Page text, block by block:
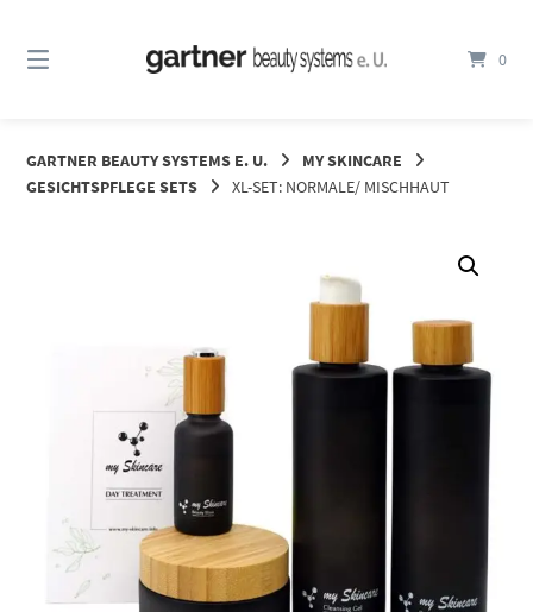
Inhalt
0
GARTNER BEAUTY SYSTEMS E. U.
MY SKINCARE
GESICHTSPFLEGE SETS
XL-SET: NORMALE/ MISCHHAUT